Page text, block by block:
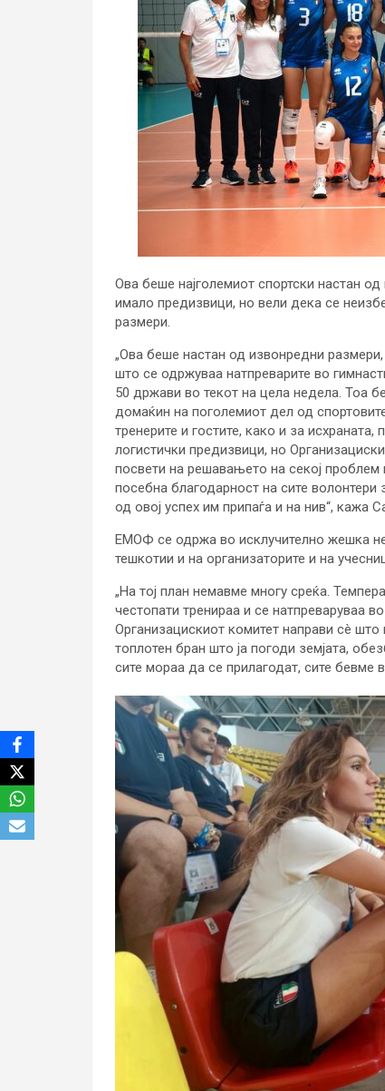
Ова беше најголемиот спортски настан
имало предизвици, но вели дека се
размери.
„Ова беше настан од извонредни
што се одржуваа натпреварите во
50 држави во текот на цела недела. Тоа
домаќин на поголемиот дел од
тренерите и гостите, како и за
логистички предизвици, но
посвети на решавањето на секој
посебна благодарност на сите
од овој успех им припаѓа и на нив“, кажа
ЕМОФ се одржа во исклучително жешка
тешкотии и на организаторите и на
„На тој план немавме многу среќа.
честопати тренираа и се натпреваруваа
Организацискиот комитет направи сè
топлотен бран што ја погоди земјата,
сите мораа да се прилагодат, сите бевме